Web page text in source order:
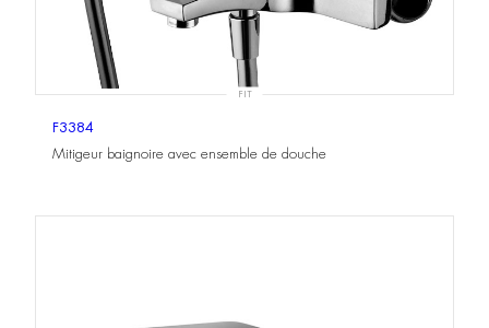
FIT
F3384
Mitigeur baignoire avec ensemble de douche